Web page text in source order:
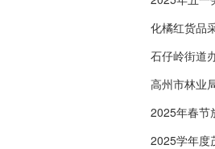
化橘红货品
石仔岭街道
高州市林业
2025年春节
2025学年度